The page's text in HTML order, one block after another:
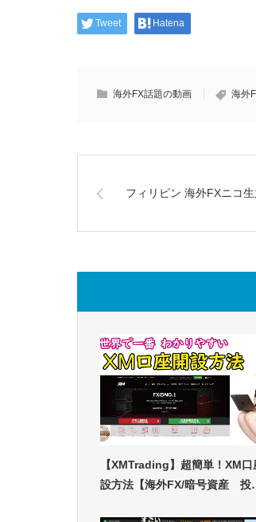
Tweet Hatena
海外FX話題の動画 海外
フィリピン 海外FXニコ
【XMTrading】超簡単！XM口
設方法【海外FX/暗号資産